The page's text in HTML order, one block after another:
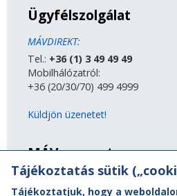
Ügyfélszolgálat
MÁVDIREKT:
Tel.: +36 (1) 3 49 49 49
Mobilhálózatról:
+36 (20/30/70) 499 4999
Küldjön üzenetet!
MÁV-csoport
A MÁV-csoport tagjai
Tájékoztatás sütik
Tájékoztatjuk, hogy a